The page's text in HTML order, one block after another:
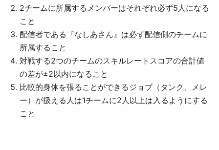
2チームに所属するメンバーはそれぞれ必ず5人になる
こと
配信者である『なしあさん』は必ず配信側のチームに
所属すること
対戦する2つのチームのスキルレートスコアの合計値
の差が±2以内になること
比較的身体を張ることができるジョブ（タンク、メレ
ー）が扱える人は1チームに2人以上は入るようにする
こと